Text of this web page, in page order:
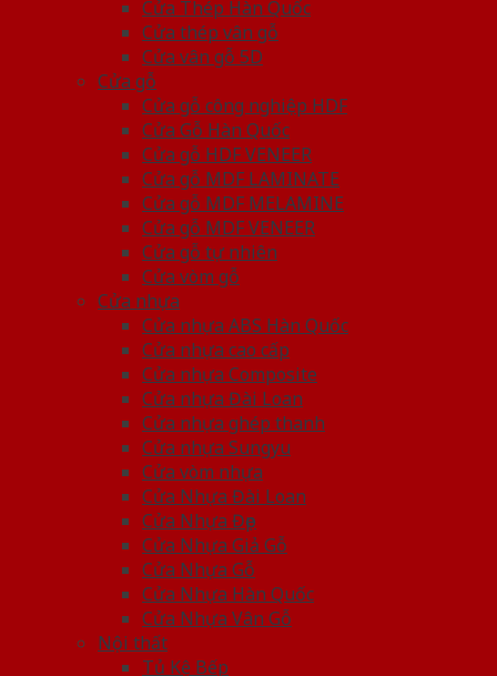
Cửa Thép Hàn Quốc
Cửa thép vân gỗ
Cửa vân gỗ 5D
Cửa gỗ
Cửa gỗ công nghiệp HDF
Cửa Gỗ Hàn Quốc
Cửa gỗ HDF VENEER
Cửa gỗ MDF LAMINATE
Cửa gỗ MDF MELAMINE
Cửa gỗ MDF VENEER
Cửa gỗ tự nhiên
Cửa vòm gỗ
Cửa nhựa
Cửa nhựa ABS Hàn Quốc
Cửa nhựa cao cấp
Cửa nhựa Composite
Cửa nhựa Đài Loan
Cửa nhựa ghép thanh
Cửa nhựa Sungyu
Cửa vòm nhựa
Cửa Nhựa Đài Loan
Cửa Nhựa Đẹp
Cửa Nhựa Giả Gỗ
Cửa Nhựa Gỗ
Cửa Nhựa Hàn Quốc
Cửa Nhựa Vân Gỗ
Nội thất
Tủ Kệ Bếp